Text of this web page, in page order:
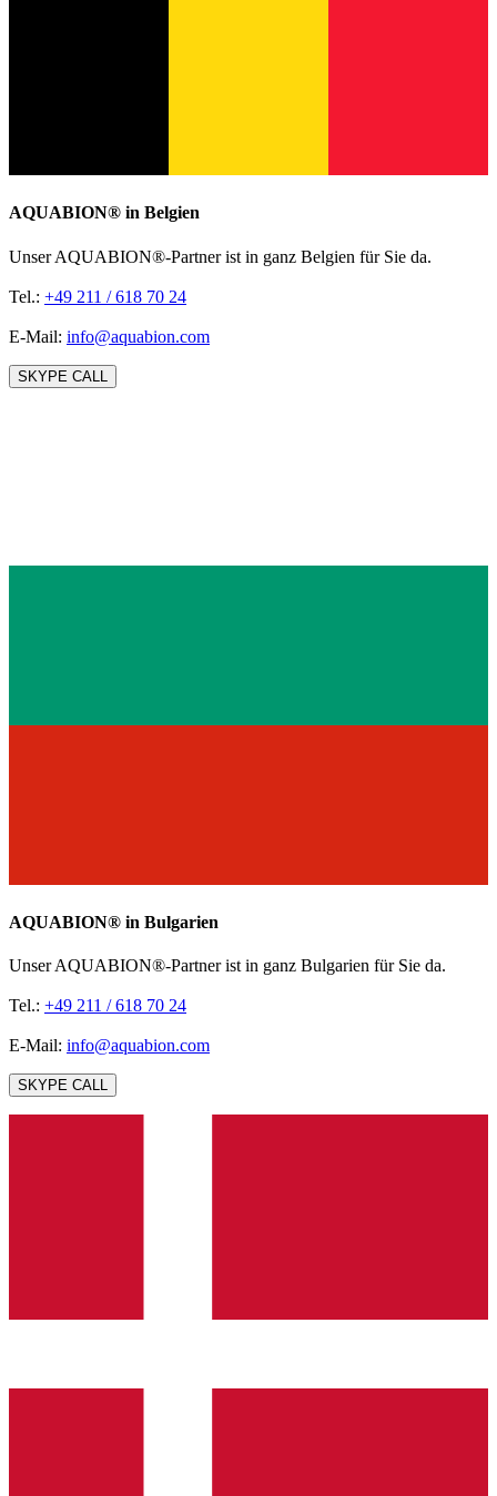
AQUABION®️ in Belgien
Unser AQUABION®-Partner ist in ganz Belgien für Sie da.
Tel.: +49 211 / 618 70 24
E-Mail: info@aquabion.com
SKYPE CALL
AQUABION®️ in Bulgarien
Unser AQUABION®-Partner ist in ganz Bulgarien für Sie da.
Tel.: +49 211 / 618 70 24
E-Mail: info@aquabion.com
SKYPE CALL